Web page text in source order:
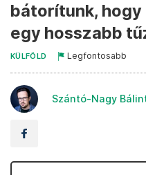
bátorítunk,
egy hosszabb
KÜLFÖLD Legfontosabb
Szántó-Nagy